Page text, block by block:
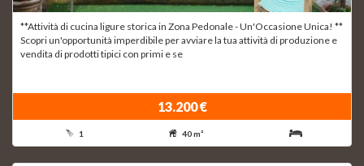
**Attività di cucina ligure storica in Zona Pedonale - Un'Occasione Unica! **
Scopri un'opportunità imperdibile per avviare la tua attività di produzione e
vendita di prodotti tipici con primi e se
13.200 €
1 40 m²